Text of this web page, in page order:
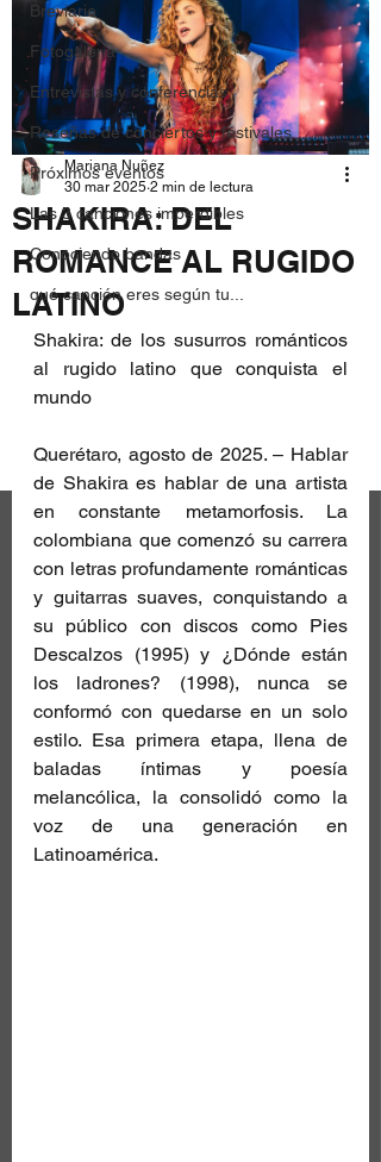
Breviario
Fotogalería
Entrevistas y conferencias
Reseñas de conciertos y festivales
Próximos eventos
Las 3 canciones imperdibles
Conociendo bandas
qué canción eres según tu...
SHAKIRA: DEL
ROMANCE AL RUGIDO
LATINO
Mariana Nuñez
30 mar 2025 2 min de lectura
Shakira: de los susurros románticos
al rugido latino que conquista el
mundo
Querétaro, agosto de 2025. – Hablar
de Shakira es hablar de una artista
en constante metamorfosis. La
colombiana que comenzó su carrera
con letras profundamente románticas
y guitarras suaves, conquistando a
su público con discos como Pies
Descalzos (1995) y ¿Dónde están
los ladrones? (1998), nunca se
conformó con quedarse en un solo
estilo. Esa primera etapa, llena de
baladas íntimas y poesía
melancólica, la consolidó como la
voz de una generación en
Latinoamérica.